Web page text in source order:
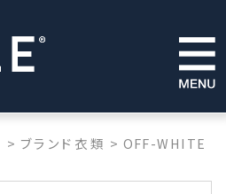
> ブランド衣類 > OFF-WHITE